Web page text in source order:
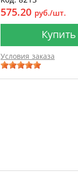
575.20 руб./шт.
Купить
Условия заказа